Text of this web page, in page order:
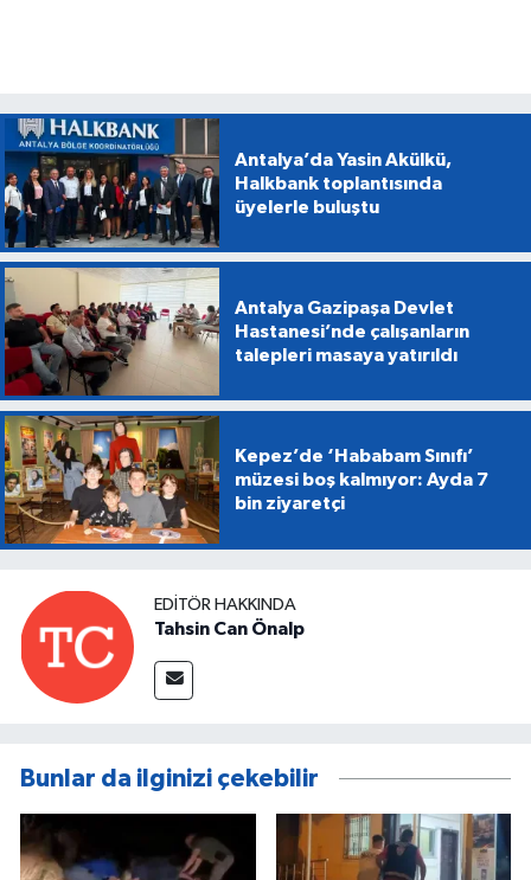
Antalya’da Yasin Akülkü,
Halkbank toplantısında
üyelerle buluştu
Antalya Gazipaşa Devlet
Hastanesi’nde çalışanların
talepleri masaya yatırıldı
Kepez’de ‘Hababam Sınıfı’
müzesi boş kalmıyor: Ayda 7
bin ziyaretçi
EDITÖR HAKKINDA
Tahsin Can Önalp
Bunlar da ilginizi çekebilir